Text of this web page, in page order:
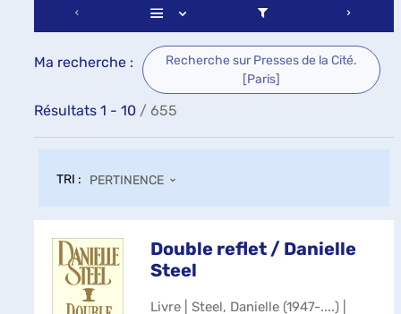
Ma recherche :
Recherche sur Presses de la Cité.
[Paris]
Résultats 1 - 10 / 655
TRI : PERTINENCE
Double reflet / Danielle
Steel
Livre | Steel, Danielle (1947-....) |